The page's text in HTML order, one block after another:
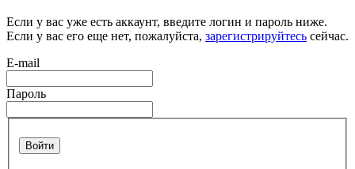
Если у вас уже есть аккаунт, введите логин и пароль ниже.
Если у вас его еще нет, пожалуйста, зарегистрируйтесь сейчас.
E-mail
Пароль
Войти